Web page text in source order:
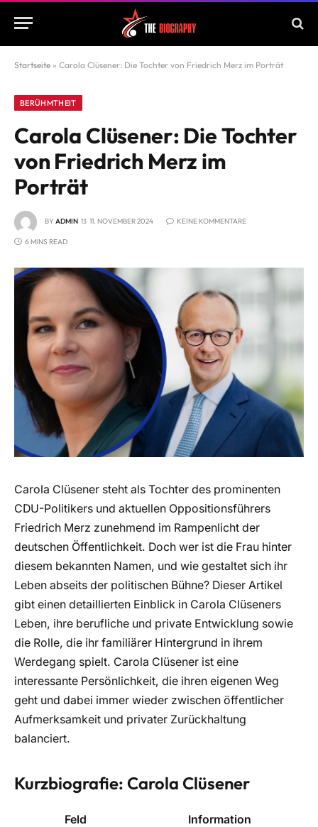
Startseite » Carola Clüsener: Die Tochter von Friedrich Merz im Porträt
BERÜHMTHEIT
Carola Clüsener: Die Tochter
von Friedrich Merz im
Porträt
BY ADMIN 11. NOVEMBER 2024 KEINE KOMMENTARE
6 MINS READ
Carola Clüsener steht als Tochter des prominenten
CDU-Politikers und aktuellen Oppositionsführers
Friedrich Merz zunehmend im Rampenlicht der
deutschen Öffentlichkeit. Doch wer ist die Frau hinter
diesem bekannten Namen, und wie gestaltet sich ihr
Leben abseits der politischen Bühne? Dieser Artikel
gibt einen detaillierten Einblick in Carola Clüseners
Leben, ihre berufliche und private Entwicklung sowie
die Rolle, die ihr familiärer Hintergrund in ihrem
Werdegang spielt. Carola Clüsener ist eine
interessante Persönlichkeit, die ihren eigenen Weg
geht und dabei immer wieder zwischen öffentlicher
Aufmerksamkeit und privater Zurückhaltung
balanciert.
Kurzbiografie: Carola Clüsener
Feld
Information